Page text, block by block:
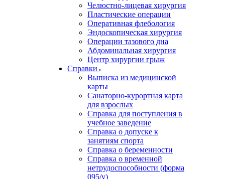
Челюстно-лицевая хирургия
Пластические операции
Оперативная флебология
Эндоскопическая хирургия
Операции тазового дна
Абдоминальная хирургия
Центр хирургии грыж
Справки
Выписка из медицинской
карты
Санаторно-курортная карта
для взрослых
Справка для поступления в
учебное заведение
Справка о допуске к
занятиям спорта
Справка о беременности
Справка о временной
нетрудоспособности (форма
095/у)